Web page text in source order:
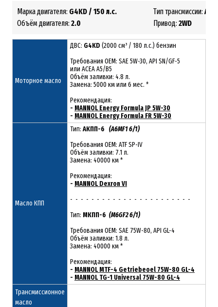
Марка двигателя: G4KD / 150 л.с.
Объём двигателя: 2.0
Тип трансмиссии:
Привод: 2WD
Моторное масло
ДВС: G4KD (2000 см³ / 180 л.с.) бензин
Требования ОЕМ: SAE 5W-30, API SN/GF-5
или ACEA A5/B5
Объём заливки: 4.8 л.
Замена: 5000 км или 6 мес. *
Рекомендация:
- MANNOL Energy Formula JP 5W-30
- MANNOL Energy Formula FR 5W-30
Масло КПП
Тип: АКПП-6 (A6MF1 6/1)
Требования OEM: ATF SP-IV
Объём заливки: 7.1 л.
Замена: 40000 км *
Рекомендация:
- MANNOL Dexron VI
- - - - - - - - - - - - - - - - - - - - - - -
Тип: МКПП-6 (M6GF2 6/1)
Требования OEM: SAE 75W-80, API GL-4
Объём заливки: 1.8 л.
Замена: 40000 км *
Рекомендация:
- MANNOL MTF-4 Getriebeoel 75W-80 GL-4
- MANNOL TG-1 Universal 75W-80 GL-4
Трансмиссионное
масло